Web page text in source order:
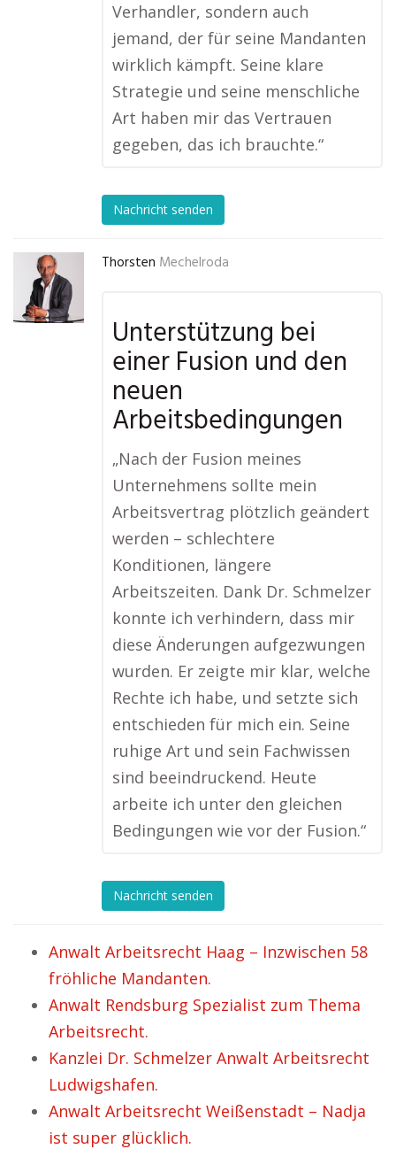
Verhandler, sondern auch
jemand, der für seine Mandanten
wirklich kämpft. Seine klare
Strategie und seine menschliche
Art haben mir das Vertrauen
gegeben, das ich brauchte.“
Nachricht senden
Thorsten Mechelroda
Unterstützung bei
einer Fusion und den
neuen
Arbeitsbedingungen
„Nach der Fusion meines
Unternehmens sollte mein
Arbeitsvertrag plötzlich geändert
werden – schlechtere
Konditionen, längere
Arbeitszeiten. Dank Dr. Schmelzer
konnte ich verhindern, dass mir
diese Änderungen aufgezwungen
wurden. Er zeigte mir klar, welche
Rechte ich habe, und setzte sich
entschieden für mich ein. Seine
ruhige Art und sein Fachwissen
sind beeindruckend. Heute
arbeite ich unter den gleichen
Bedingungen wie vor der Fusion.“
Nachricht senden
Anwalt Arbeitsrecht Haag – Inzwischen 58
fröhliche Mandanten.
Anwalt Rendsburg Spezialist zum Thema
Arbeitsrecht.
Kanzlei Dr. Schmelzer Anwalt Arbeitsrecht
Ludwigshafen.
Anwalt Arbeitsrecht Weißenstadt – Nadja
ist super glücklich.